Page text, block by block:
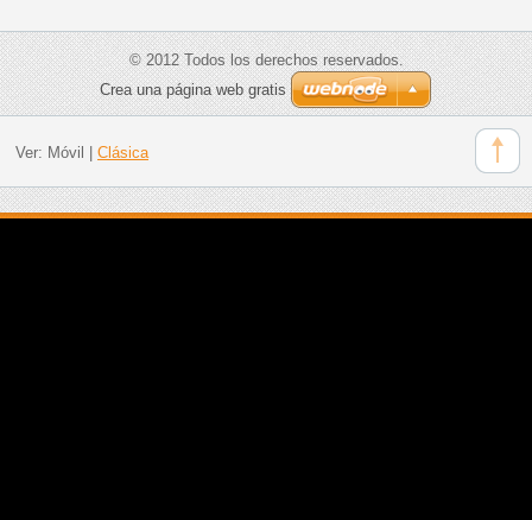
© 2012 Todos los derechos reservados.
Crea una página web gratis
Ver: Móvil | Clásica